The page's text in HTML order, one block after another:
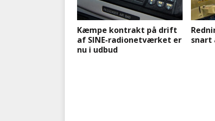
Kæmpe kontrakt på drift
af SINE-radionetværket er
nu i udbud
snart